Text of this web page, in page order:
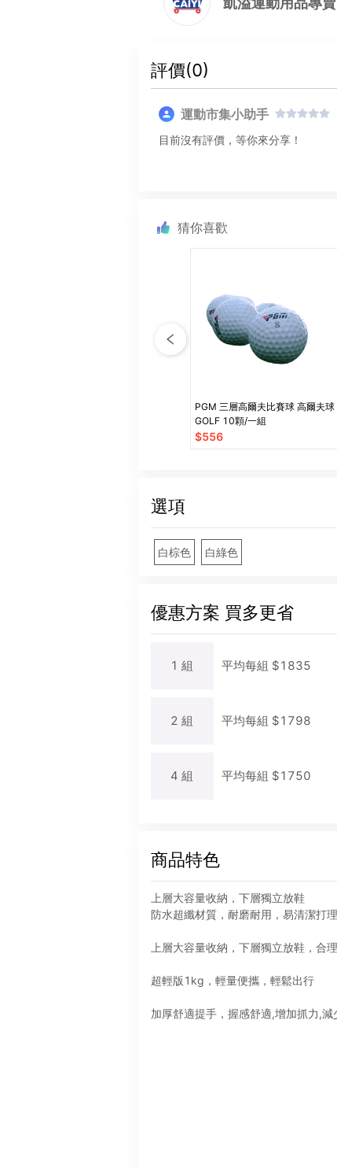
評價(0)
運動市集小助手
目前沒有評價，等你來分享！
猜你喜歡
PGM 三層高爾夫比賽球 高爾夫球
GOLF 10顆/一組
$556
選項
白棕色 白綠色
優惠方案 買多更省
1 組 平均每組 $1835
2 組 平均每組 $1798
4 組 平均每組 $1750
商品特色
上層大容量收納，下層獨立放鞋
防水超纖材質，耐磨耐用，易清潔打理
上層大容量收納，下層獨立放鞋，合
超輕版1kg，輕量便攜，輕鬆出行
加厚舒適提手，握感舒適,增加抓力,減